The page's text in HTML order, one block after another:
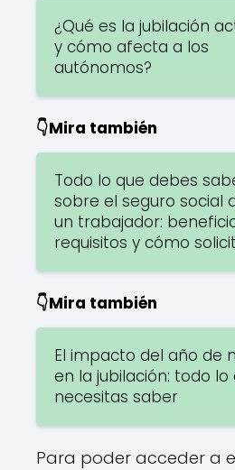
¿Qué es la jubilación
y cómo afecta a los
autónomos?
👇Mira también
Todo lo que debes
sobre el seguro social
un trabajador:
requisitos y cómo
👇Mira también
El impacto del año de
en la jubilación: todo lo
necesitas saber
Para poder acceder a